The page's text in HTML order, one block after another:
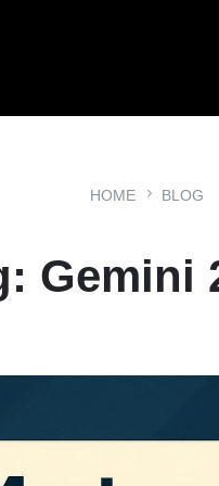
HOME BLOG
Gemini